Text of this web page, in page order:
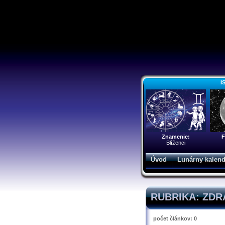
Znamenie:
Blíženci
Úvod Lunárny
RUBRIKA:
počet článkov: 0